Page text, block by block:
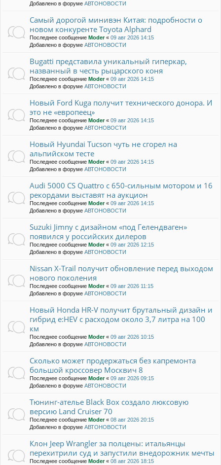
Добавлено в форуме АВТОНОВОСТИ
Самый дорогой минивэн Китая: подробности о
новом конкуренте Toyota Alphard
Последнее сообщение Moder« 09 авг 2026 14:15
Добавлено в форуме АВТОНОВОСТИ
Bugatti представила уникальный гиперкар,
названный в честь рыцарского коня
Последнее сообщение Moder« 09 авг 2026 14:15
Добавлено в форуме АВТОНОВОСТИ
Новый Ford Kuga получит технического донора. И
это не «европеец»
Последнее сообщение Moder« 09 авг 2026 14:15
Добавлено в форуме АВТОНОВОСТИ
Новый Hyundai Tucson чуть не сгорел на
альпийском тесте
Последнее сообщение Moder« 09 авг 2026 14:15
Добавлено в форуме АВТОНОВОСТИ
Audi 5000 CS Quattro с 650-сильным мотором и 16
рекордами выставят на аукцион
Последнее сообщение Moder« 09 авг 2026 14:15
Добавлено в форуме АВТОНОВОСТИ
Suzuki Jimny с дизайном «под Гелендваген»
появился у российских дилеров
Последнее сообщение Moder« 09 авг 2026 12:15
Добавлено в форуме АВТОНОВОСТИ
Nissan X-Trail получит обновление перед выходом
нового поколения
Последнее сообщение Moder« 09 авг 2026 11:15
Добавлено в форуме АВТОНОВОСТИ
Новый Honda HR-V получит брутальный дизайн и
гибрид e:HEV с расходом около 3,7 литра на 100
км
Последнее сообщение Moder« 09 авг 2026 10:15
Добавлено в форуме АВТОНОВОСТИ
Сколько может продержаться без капремонта
большой кроссовер Москвич 8
Последнее сообщение Moder« 09 авг 2026 09:15
Добавлено в форуме АВТОНОВОСТИ
Тюнинг-ателье Black Box создало люксовую
версию Land Cruiser 70
Последнее сообщение Moder« 08 авг 2026 20:15
Добавлено в форуме АВТОНОВОСТИ
Клон Jeep Wrangler за полцены: итальянцы
перехитрили суд и запустили внедорожник мечты
Последнее сообщение Moder« 08 авг 2026 18:15